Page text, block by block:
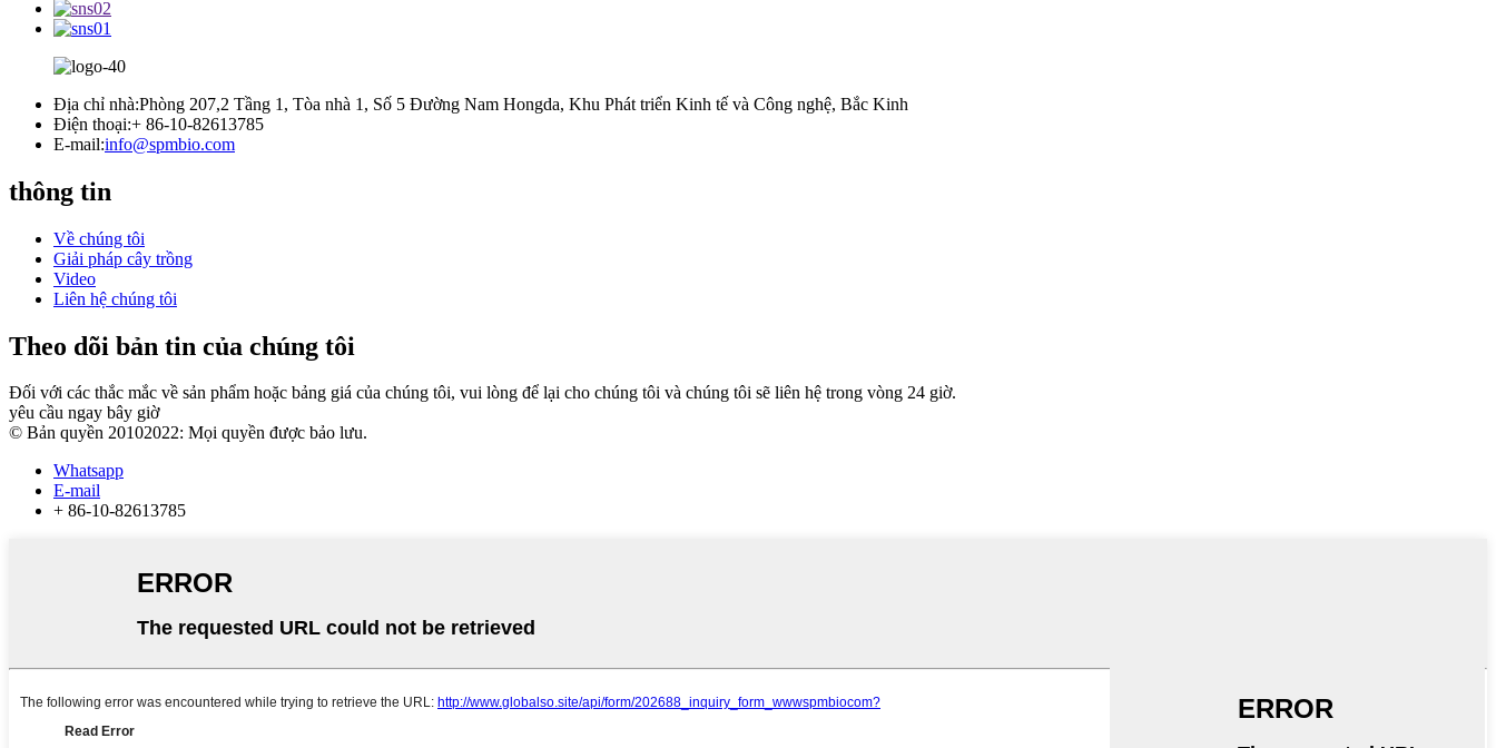
Địa chỉ nhà:Phòng 207,2 Tầng 1, Tòa nhà 1, Số 5 Đường Nam Hongda, Khu Phát triển Kinh tế và Công nghệ, Bắc Kinh
Điện thoại:+ 86-10-82613785
E-mail:info@spmbio.com
thông tin
Về chúng tôi
Giải pháp cây trồng
Video
Liên hệ chúng tôi
Theo dõi bản tin của chúng tôi
Đối với các thắc mắc về sản phẩm hoặc bảng giá của chúng tôi, vui lòng để lại cho chúng tôi và chúng tôi sẽ liên hệ trong vòng 24 giờ.
yêu cầu ngay bây giờ
© Bản quyền 20102022: Mọi quyền được bảo lưu.
Whatsapp
E-mail
+ 86-10-82613785